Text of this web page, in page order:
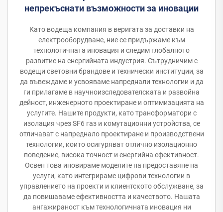
непрекъснати възможности за иновации
Като водеща компания в веригата за доставки на
електрооборудване, ние се придържаме към
технологичната иновация и следим глобалното
развитие на енергийната индустрия. Сътрудничим с
водещи световни брандове и технически институции, за
да въвеждаме и усвояваме напреднали технологии и да
ги прилагаме в научноизследователската и развойна
дейност, инженерното проектиране и оптимизацията на
услугите. Нашите продукти, като трансформатори с
изолация чрез SF6 газ и комутационни устройства, се
отличават с напреднало проектиране и производствени
технологии, които осигуряват отлично изолационно
поведение, висока точност и енергийна ефективност.
Освен това иновираме моделите на предоставяне на
услуги, като интегрираме цифрови технологии в
управлението на проекти и клиентското обслужване, за
да повишаваме ефективността и качеството. Нашата
ангажираност към технологичната иновация ни